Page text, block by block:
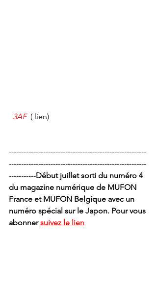
  3AF
  ( lien)
--------------------------------------------------------
--------------------------------------------------------
-----------Début juillet sorti du numéro 4
du magazine numérique de MUFON
France et MUFON Belgique avec un
numéro spécial sur le Japon. Pour vous
abonner suivez le lien